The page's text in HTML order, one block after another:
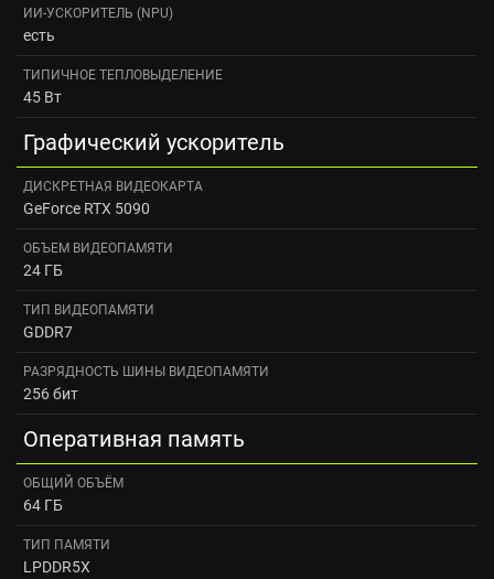
ИИ-УСКОРИТЕЛЬ (NPU)
есть
ТИПИЧНОЕ ТЕПЛОВЫДЕЛЕНИЕ
45 Вт
Графический ускоритель
ДИСКРЕТНАЯ ВИДЕОКАРТА
GeForce RTX 5090
ОБЪЕМ ВИДЕОПАМЯТИ
24 ГБ
ТИП ВИДЕОПАМЯТИ
GDDR7
РАЗРЯДНОСТЬ ШИНЫ ВИДЕОПАМЯТИ
256 бит
Оперативная память
ОБЩИЙ ОБЪЁМ
64 ГБ
ТИП ПАМЯТИ
LPDDR5X